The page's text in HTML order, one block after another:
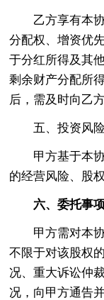
乙方享有本
分配权、增资优
于分红所得及其
剩余财产分配所
后，需及时向乙
五、投资风险
甲方基于本
的经营风险、股
六、委托事
甲方需对本
不限于对该股权
况、重大诉讼仲
况，向甲方通告